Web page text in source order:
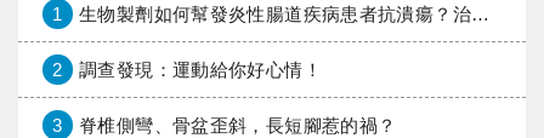
1 生物製劑如何幫發炎性腸道疾病患者抗潰瘍？治療進展與健保給付困境一次看
2 調查發現：運動給你好心情！
3 脊椎側彎、骨盆歪斜，長短腳惹的禍？